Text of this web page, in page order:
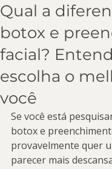
Qual a
botox e
facial?
escolha o
você
Se você está
botox e
provavelmente quer
parecer mais